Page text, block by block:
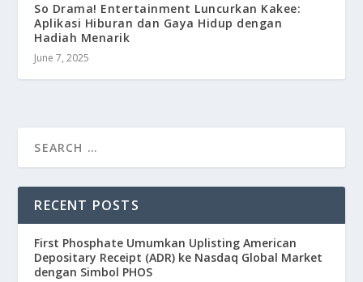
So Drama! Entertainment Luncurkan Kakee:
Aplikasi Hiburan dan Gaya Hidup dengan
Hadiah Menarik
June 7, 2025
RECENT POSTS
First Phosphate Umumkan Uplisting American
Depositary Receipt (ADR) ke Nasdaq Global Market
dengan Simbol PHOS